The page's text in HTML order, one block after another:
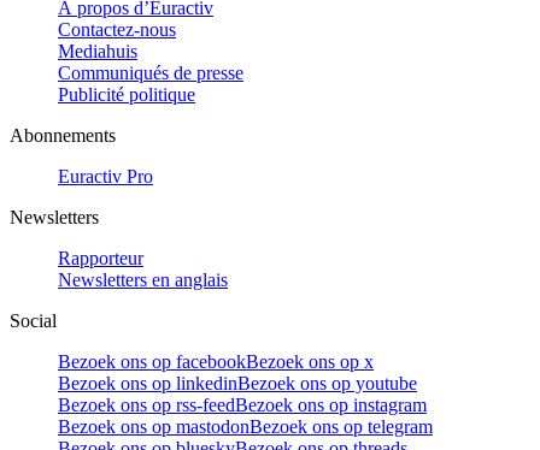
À propos d’Euractiv
Contactez-nous
Mediahuis
Communiqués de presse
Publicité politique
Abonnements
Euractiv Pro
Newsletters
Rapporteur
Newsletters en anglais
Social
Bezoek ons op facebookBezoek ons op x
Bezoek ons op linkedinBezoek ons op youtube
Bezoek ons op rss-feedBezoek ons op instagram
Bezoek ons op mastodonBezoek ons op telegram